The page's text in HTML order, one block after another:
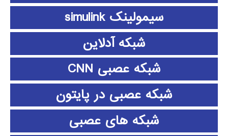
سیمولینک simulink
شبکه آدلاین
شبکه عصبی CNN
شبکه عصبی در پایتون
شبکه های عصبی